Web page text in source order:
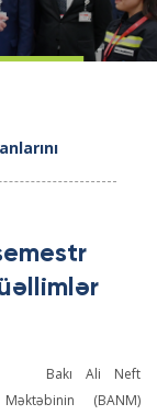
Bakı Ali Neft
Məktəbinin (BANM)